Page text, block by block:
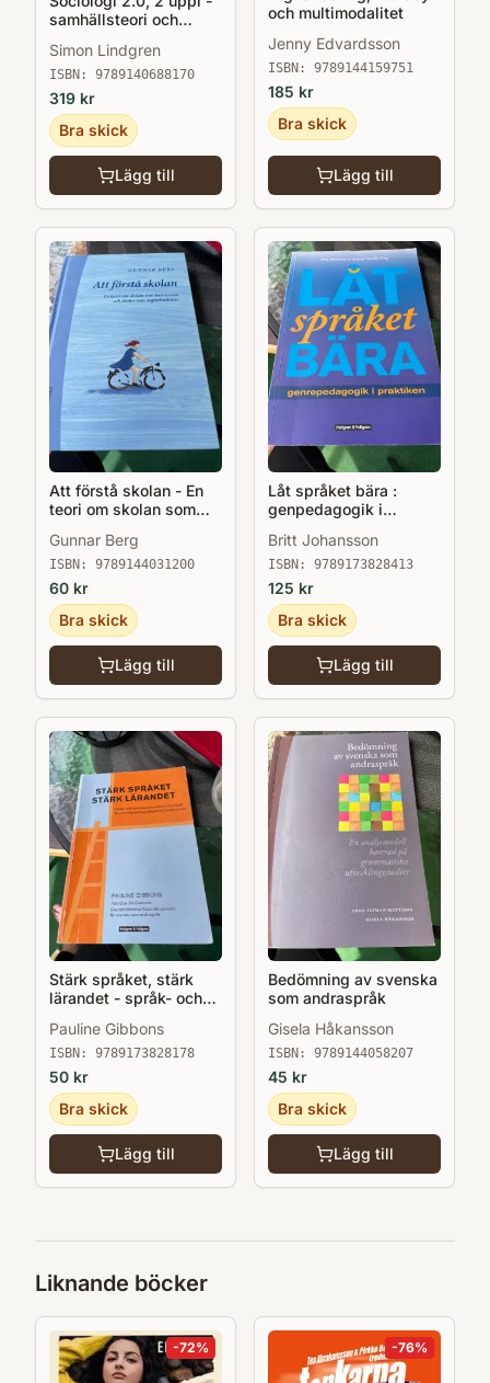
samhällsteori och
Simon Lindgren
ISBN: 9789140688170
319 kr
Bra skick
Lägg till
och multimodalitet
Jenny Edvardsson
ISBN: 9789144159751
185 kr
Bra skick
Lägg till
Att förstå skolan - En
teori om skolan som
organisationer
Gunnar Berg
ISBN: 9789144031200
60 kr
Bra skick
Lägg till
Låt språket bära :
genpedagogik i
Britt Johansson
ISBN: 9789173828413
125 kr
Bra skick
Lägg till
Stärk språket, stärk
lärandet - språk- och
arbetssätt för och med
andraspråkselever i
klassrummet
Pauline Gibbons
ISBN: 9789173828178
50 kr
Bra skick
Lägg till
Bedömning av svenska
som andraspråk
Gisela Håkansson
ISBN: 9789144058207
45 kr
Bra skick
Lägg till
Liknande böcker
-72% -76%